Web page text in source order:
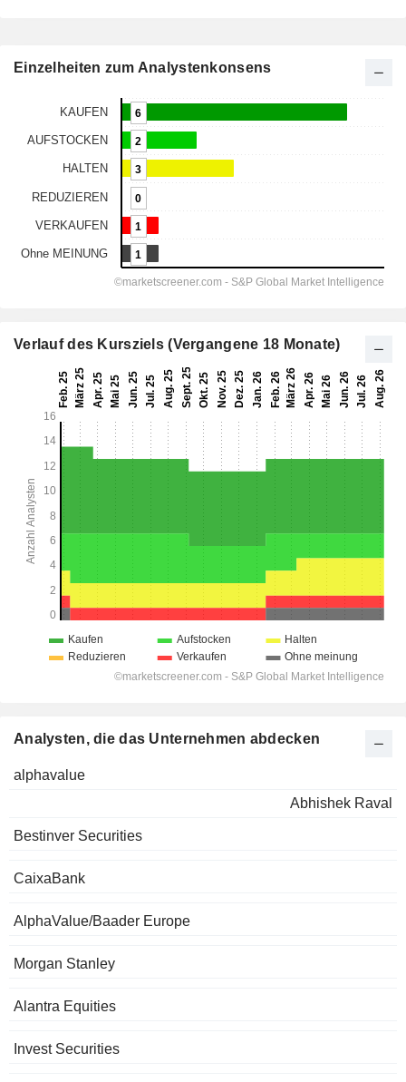
Einzelheiten zum Analystenkonsens
Verlauf des Kursziels (Vergangene 18 Monate)
Analysten, die das Unternehmen abdecken
alphavalue
Abhishek Raval
Bestinver Securities
CaixaBank
AlphaValue/Baader Europe
Morgan Stanley
Alantra Equities
Invest Securities